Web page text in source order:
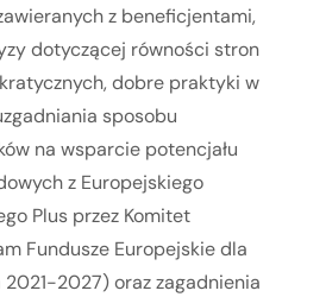
z beneficjentami,
dotyczącej równości stron
dobre praktyki w
sposobu
na wsparcie potencjału
z Europejskiego
Plus przez Komitet
Fundusze Europejskie dla
2027) oraz zagadnienia